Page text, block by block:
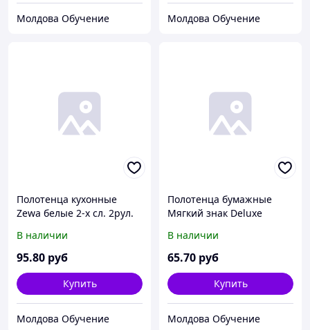
Молдова Обучение Молдова Обучение
Полотенца кухонные
Zewa белые 2-х сл. 2рул.
Светогорск
В наличии
95.80 руб
Купить
Молдова Обучение
Полотенца бумажные
Мягкий знак Deluxe
В наличии
65.70 руб
Купить
Молдова Обучение